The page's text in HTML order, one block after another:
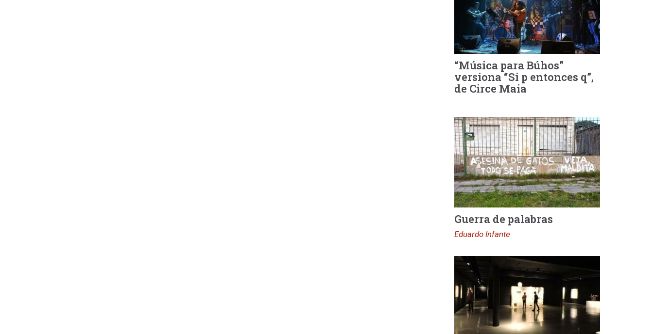
“Música para Búhos”
versiona “Si p entonces q”,
de Circe Maia
Guerra de palabras
Eduardo Infante